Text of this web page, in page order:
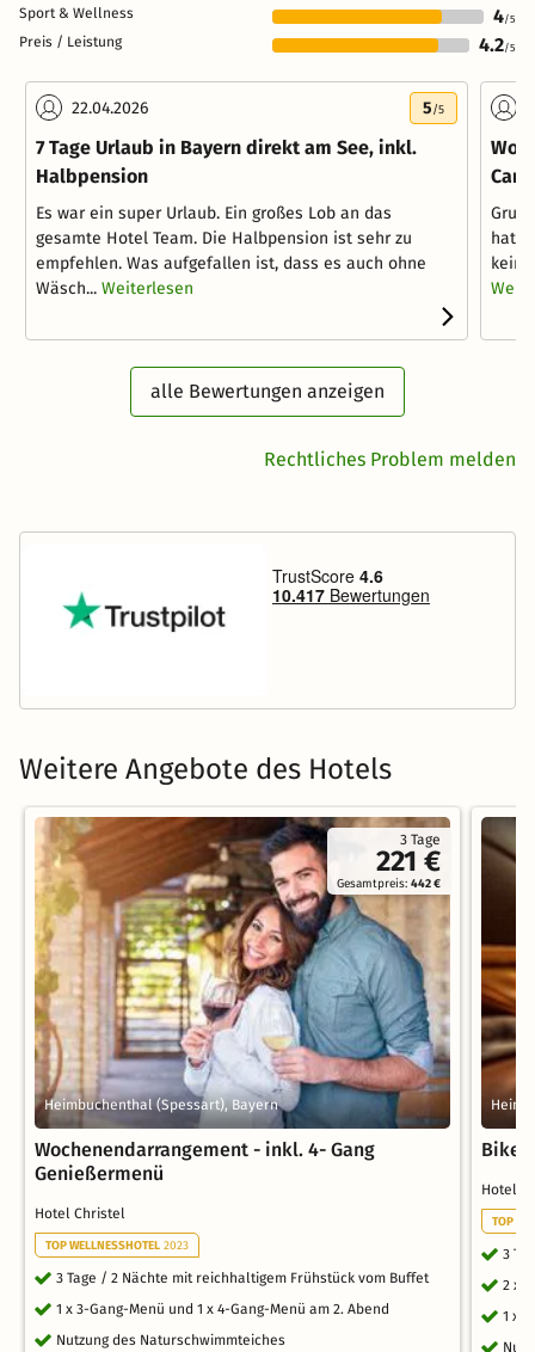
Sport & Wellness 4/5
Preis / Leistung 4.2/5
22.04.2026 5/5
7 Tage Urlaub in Bayern direkt am See, inkl.
Halbpension
Es war ein super Urlaub. Ein großes Lob an das
gesamte Hotel Team. Die Halbpension ist sehr zu
empfehlen. Was aufgefallen ist, dass es auch ohne
Wäsch... Weiterlesen
hat
alle Bewertungen anzeigen
Rechtliches Problem melden
Weitere Angebote des Hotels
3 Tage
221 €
Gesamtpreis:442 €
Heimbuchenthal (Spessart), Bayern
Wochenendarrangement - inkl. 4- Gang
Genießermenü
Hotel Christel
TOP WELLNESSHOTEL 2023
3 Tage / 2 Nächte mit reichhaltigem Frühstück vom Buffet
1 x 3-Gang-Menü und 1 x 4-Gang-Menü am 2. Abend
Nutzung des Naturschwimmteiches
Biker
Hotel
TOP
3
2 x
1 x